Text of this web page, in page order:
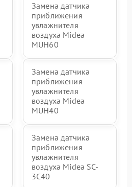
Замена датчика
приближения
увлажнителя
воздуха Midea
MUH60
Замена датчика
приближения
увлажнителя
воздуха Midea
MUH40
Замена датчика
приближения
увлажнителя
воздуха Midea SC-
3C40